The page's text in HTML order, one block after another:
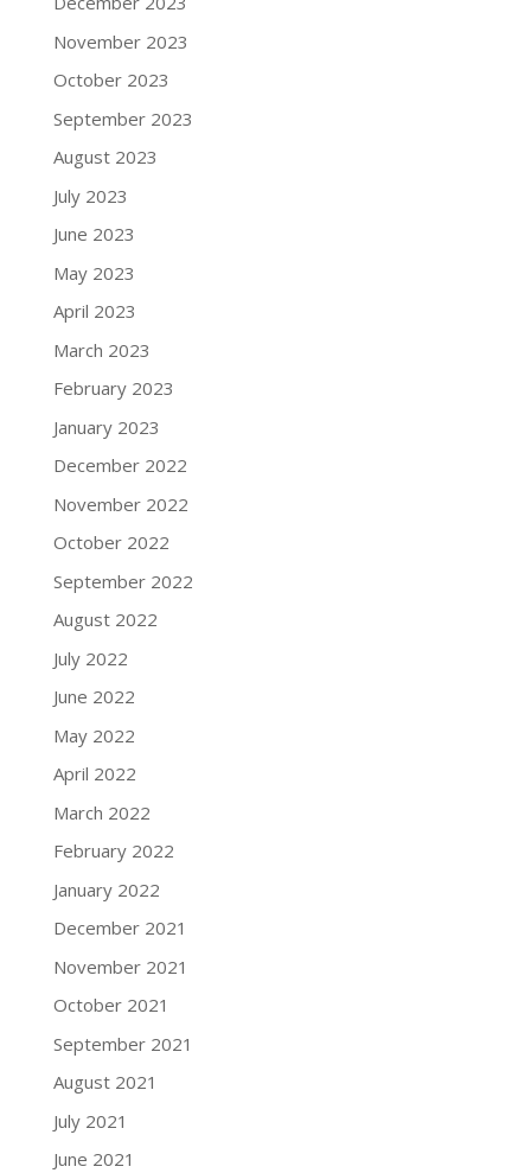
November 2023
October 2023
September 2023
August 2023
July 2023
June 2023
May 2023
April 2023
March 2023
February 2023
January 2023
December 2022
November 2022
October 2022
September 2022
August 2022
July 2022
June 2022
May 2022
April 2022
March 2022
February 2022
January 2022
December 2021
November 2021
October 2021
September 2021
August 2021
July 2021
June 2021